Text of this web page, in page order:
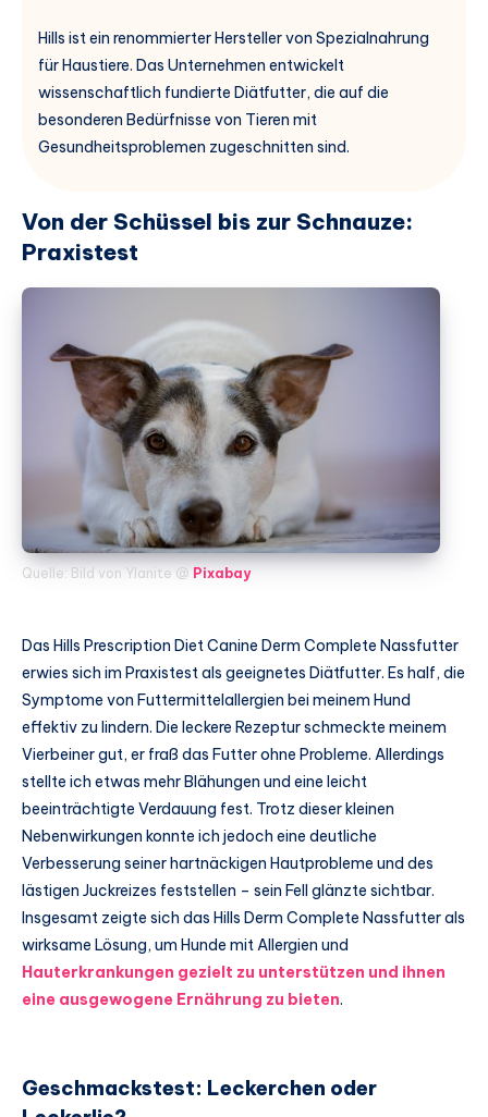
Hills ist ein renommierter Hersteller von Spezialnahrung
für Haustiere. Das Unternehmen entwickelt
wissenschaftlich fundierte Diätfutter, die auf die
besonderen Bedürfnisse von Tieren mit
Gesundheitsproblemen zugeschnitten sind.
Von der Schüssel bis zur Schnauze:
Praxistest
Quelle: Bild von Ylanite @ Pixabay
Das Hills Prescription Diet Canine Derm Complete Nassfutter
erwies sich im Praxistest als geeignetes Diätfutter. Es half, die
Symptome von Futtermittelallergien bei meinem Hund
effektiv zu lindern. Die leckere Rezeptur schmeckte meinem
Vierbeiner gut, er fraß das Futter ohne Probleme. Allerdings
stellte ich etwas mehr Blähungen und eine leicht
beeinträchtigte Verdauung fest. Trotz dieser kleinen
Nebenwirkungen konnte ich jedoch eine deutliche
Verbesserung seiner hartnäckigen Hautprobleme und des
lästigen Juckreizes feststellen – sein Fell glänzte sichtbar.
Insgesamt zeigte sich das Hills Derm Complete Nassfutter als
wirksame Lösung, um Hunde mit Allergien und
Hauterkrankungen gezielt zu unterstützen und ihnen
eine ausgewogene Ernährung zu bieten.
Geschmackstest: Leckerchen oder